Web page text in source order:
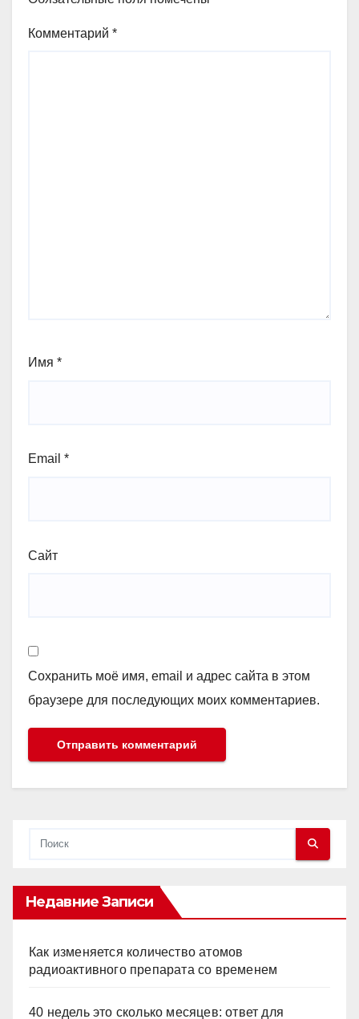
Комментарий *
Имя *
Email *
Сайт
Сохранить моё имя, email и адрес сайта в этом
браузере для последующих моих комментариев.
Недавние Записи
Как изменяется количество атомов
радиоактивного препарата со временем
40 недель это сколько месяцев: ответ для